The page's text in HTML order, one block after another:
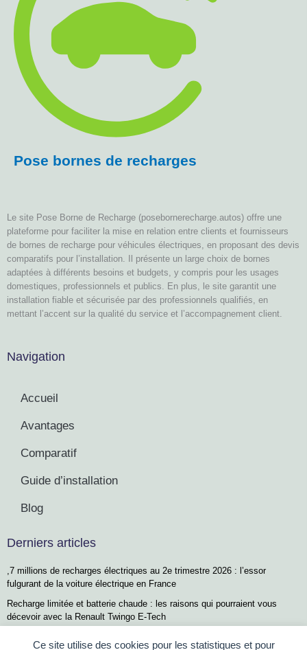
Ce site utilise des cookies pour les statistiques et pour
Pose bornes de recharges
Le site Pose Borne de Recharge (posebornerecharge.autos) offre une
plateforme pour faciliter la mise en relation entre clients et fournisseurs
de bornes de recharge pour véhicules électriques, en proposant des devis
comparatifs pour l’installation. Il présente un large choix de bornes
adaptées à différents besoins et budgets, y compris pour les usages
domestiques, professionnels et publics. En plus, le site garantit une
installation fiable et sécurisée par des professionnels qualifiés, en
mettant l’accent sur la qualité du service et l’accompagnement client.
Navigation
Accueil
Avantages
Comparatif
Guide d’installation
Blog
Derniers articles
,7 millions de recharges électriques au 2e trimestre 2026 : l’essor
fulgurant de la voiture électrique en France
Recharge limitée et batterie chaude : les raisons qui pourraient vous
décevoir avec la Renault Twingo E-Tech